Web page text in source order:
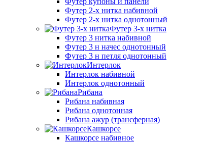
Футер 2-х нитка набивной
Футер 2-х нитка однотонный
Футер 3-х нитка
Футер 3 нитка набивной
Футер 3 н начес однотонный
Футер 3 н петля однотонный
Интерлок
Интерлок набивной
Интерлок однотонный
Рибана
Рибана набивная
Рибана однотонная
Рибана ажур (трансферная)
Кашкорсе
Кашкорсе набивное